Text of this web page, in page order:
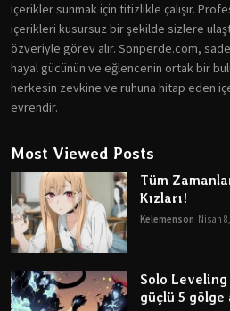
içerikler sunmak için titizlikle çalışır.
içerikleri kusursuz bir şekilde sizlere
özveriyle görev alır. Sonperde.com,
hayal gücünün ve eğlencenin ortak bir
herkesin zevkine ve ruhuna hitap eden
evrendir.
Most Viewed Posts
Tüm
Kızları!
Kelemenson Nisan
Solo
güçlü 5 gölge